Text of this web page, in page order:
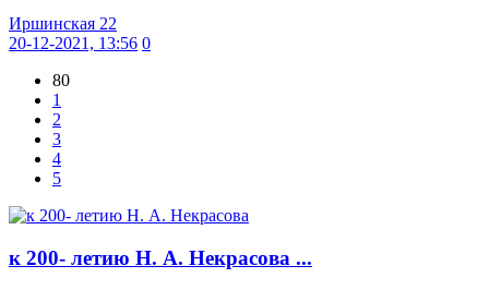
Иршинская 22
20-12-2021, 13:56 0
80
1
2
3
4
5
к 200- летию Н. А. Некрасова ...